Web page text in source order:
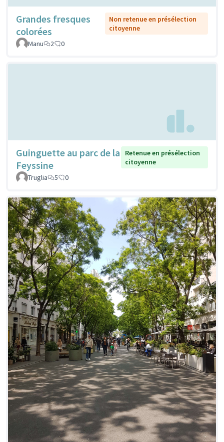
Grandes fresques
colorées
Non retenue en présélection
citoyenne
Manu
2 0
Guinguette au parc de la
Feyssine
Retenue en présélection
citoyenne
Truglia
5 0